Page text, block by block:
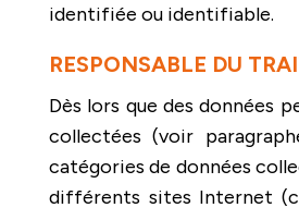
identifiée ou identifiable.
RESPONSABLE DU
Dès lors que des données
collectées (voir
catégories de données
différents sites Internet